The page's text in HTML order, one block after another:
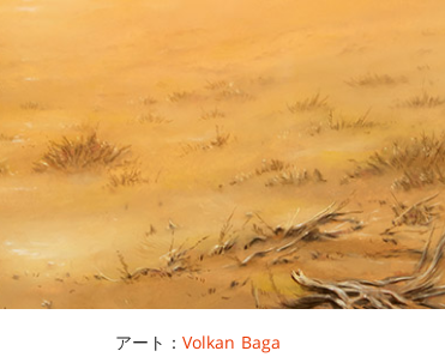
アート： Volkan Baga